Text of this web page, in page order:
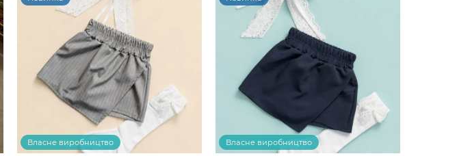
Власне виробництво Власне виробництво